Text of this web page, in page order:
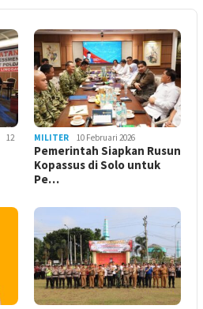
12
MILITER 10 Februari 2026
Pemerintah Siapkan Rusun
Kopassus di Solo untuk
Pe…